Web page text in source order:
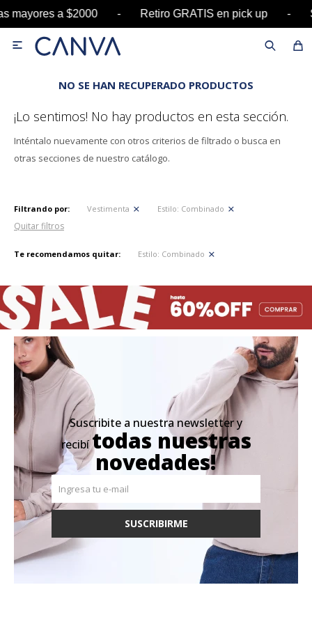
mayores a $2000 - Retiro GRATIS en pick

NO SE HAN RECUPERADO PRODUCTOS
¡Lo sentimos! No hay productos en esta sección.
Inténtalo nuevamente con otros criterios de filtrado o busca en
otras secciones de nuestro catálogo.
Filtrando por: Vestimenta Estilo: Combinado
Quitar filtros
Te recomendamos quitar: Estilo: Combinado
Suscribite a nuestra newsletter y
recibítodas nuestras
novedades!
SUSCRIBIRME